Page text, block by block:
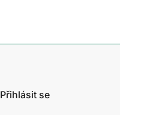
Přihlásit se